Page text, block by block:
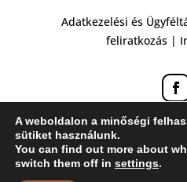
Adatkezelési és
feliratkozás |
A weboldalon a minőségi
sütiket használunk.
You can find out more about
switch them off in settings.